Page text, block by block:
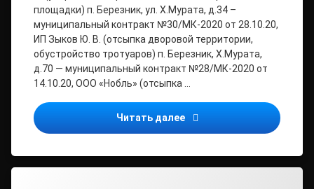
площадки) п. Березник, ул. Х.Мурата, д.34 –
муниципальный контракт №30/МК-2020 от 28.10.20,
ИП Зыков Ю. В. (отсыпка дворовой территории,
обустройство тротуаров) п. Березник, Х.Мурата,
д.70 — муниципальный контракт №28/МК-2020 от
14.10.20, ООО «Нобль» (отсыпка …
Читать далее Готовимся к